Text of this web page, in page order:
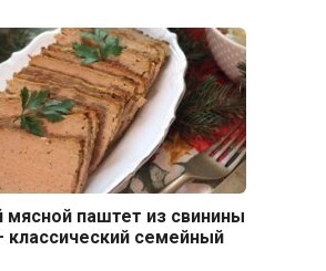
паштет из свинины
классический семейный